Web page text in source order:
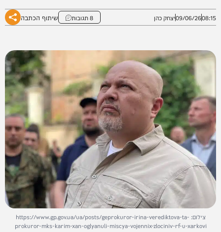
08:15
09/06/26יצחק כהן 8 תגובות שיתוף הכתבה
צילום: https://www.gp.gov.ua/ua/posts/geprokuror-irina-verediktova-ta-
prokuror-mks-karim-xan-oglyanuli-miscya-vojennix-zlociniv-rf-u-xarkovi